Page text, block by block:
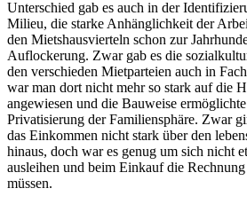
Unterschied gab es auch in der
Milieu, die starke Anhänglichkeit der
den Mietshausvierteln schon zur
Auflockerung. Zwar gab es die
den verschieden Mietparteien auch in
war man dort nicht mehr so stark auf die
angewiesen und die Bauweise
Privatisierung der Familiensphäre. Zwar
das Einkommen nicht stark über den
hinaus, doch war es genug um sich nicht
ausleihen und beim Einkauf die Rechnung
müssen.